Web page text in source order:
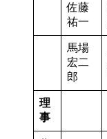
佐藤
祐一
馬場
宏二
郎
理
事